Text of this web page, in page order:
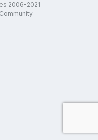
2006-2021